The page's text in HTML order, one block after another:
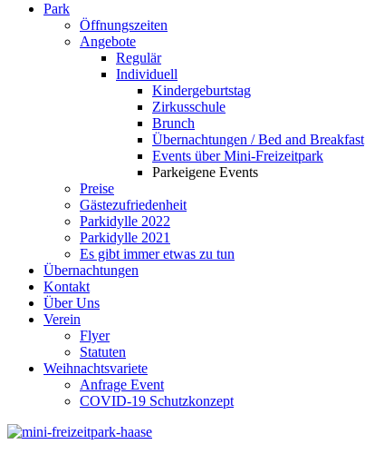
Park
Öffnungszeiten
Angebote
Regulär
Individuell
Kindergeburtstag
Zirkusschule
Brunch
Übernachtungen / Bed and Breakfast
Events über Mini-Freizeitpark
Parkeigene Events
Preise
Gästezufriedenheit
Parkidylle 2022
Parkidylle 2021
Es gibt immer etwas zu tun
Übernachtungen
Kontakt
Über Uns
Verein
Flyer
Statuten
Weihnachtsvariete
Anfrage Event
COVID-19 Schutzkonzept